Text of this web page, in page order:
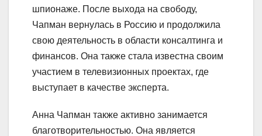
шпионаже. После выхода на свободу,
Чапман вернулась в Россию и продолжила
свою деятельность в области консалтинга и
финансов. Она также стала известна своим
участием в телевизионных проектах, где
выступает в качестве эксперта.
Анна Чапман также активно занимается
благотворительностью. Она является